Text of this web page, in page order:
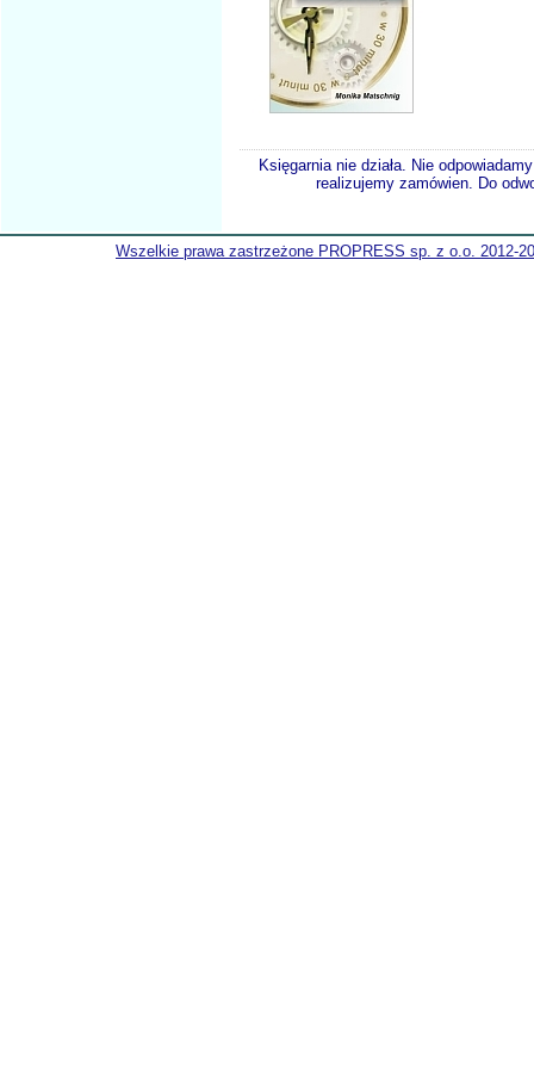
Księgarnia nie działa. Nie
realizujemy zamówien. Do
Wszelkie prawa zastrzeżone PROPRESS sp. z o.o. 2012-